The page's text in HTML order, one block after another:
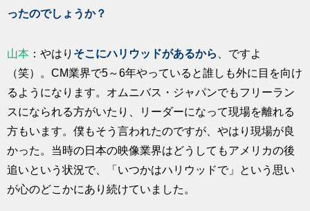
ったのでしょうか？
山本 ：やはり そこにハリウッドがあるから
、ですよ
（笑）。CM業界で5～6年やっていると誰しも外に目を向け
るようになります。オムニバス・ジャパンでもフリーラン
スになられる方がいたり、リーダーになって現場を離れる
方もいます。僕もそう言われたのですが、やはり現場が良
かった。当時の日本の映像業界はどうしてもアメリカの後
追いという状況で、「いつかはハリウッドで」という思い
が心のどこかにあり続けていました。